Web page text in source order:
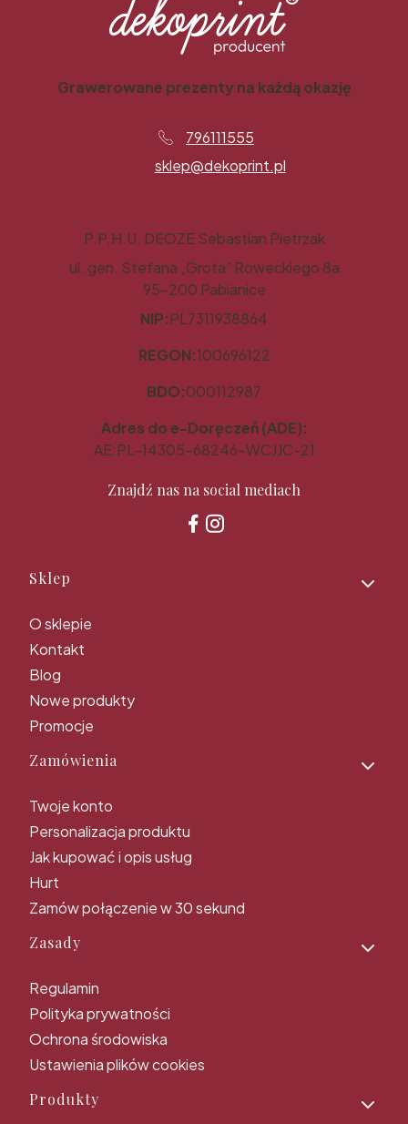
Grawerowane prezenty na każdą okazję
796111555
sklep@dekoprint.pl
P.P.H.U. DEOZE Sebastian Pietrzak
ul. gen. Stefana „Grota” Roweckiego 8a
95-200 Pabianice
NIP:PL7311938864
REGON:100696122
BDO:000112987
Adres do e-Doręczeń (ADE):
AE:PL-14305-68246-WCJJC-21
Znajdź nas na social mediach
Linki w stopce
Sklep
O sklepie
Kontakt
Blog
Nowe produkty
Promocje
Zamówienia
Twoje konto
Personalizacja produktu
Jak kupować i opis usług
Hurt
Zamów połączenie w 30 sekund
Zasady
Regulamin
Polityka prywatności
Ochrona środowiska
Ustawienia plików cookies
Produkty